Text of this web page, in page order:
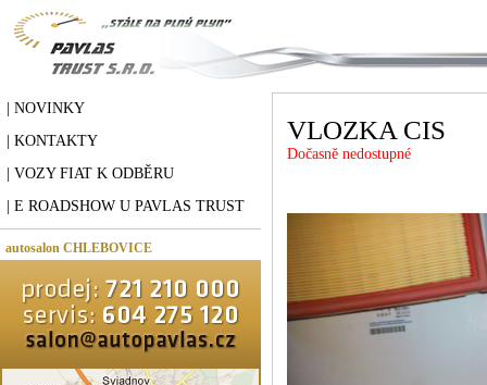
| NOVINKY
| KONTAKTY
| VOZY FIAT K ODBĚRU
| E ROADSHOW U PAVLAS TRUST
autosalon CHLEBOVICE
VLOZKA CIS
Dočasně nedostupné